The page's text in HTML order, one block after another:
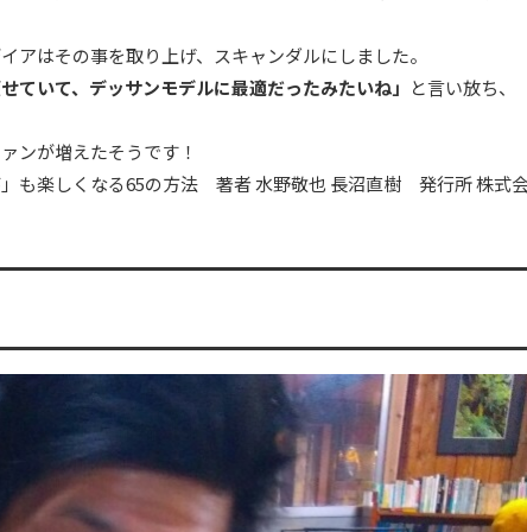
はその事を取り上げ、スキャンダルにしました。
せていて、デッサンモデルに最適だったみたいね」 と言い放ち、
ンが増えたそうです！
」も楽しくなる65の方法 著者 水野敬也 長沼直樹 発行所 株式